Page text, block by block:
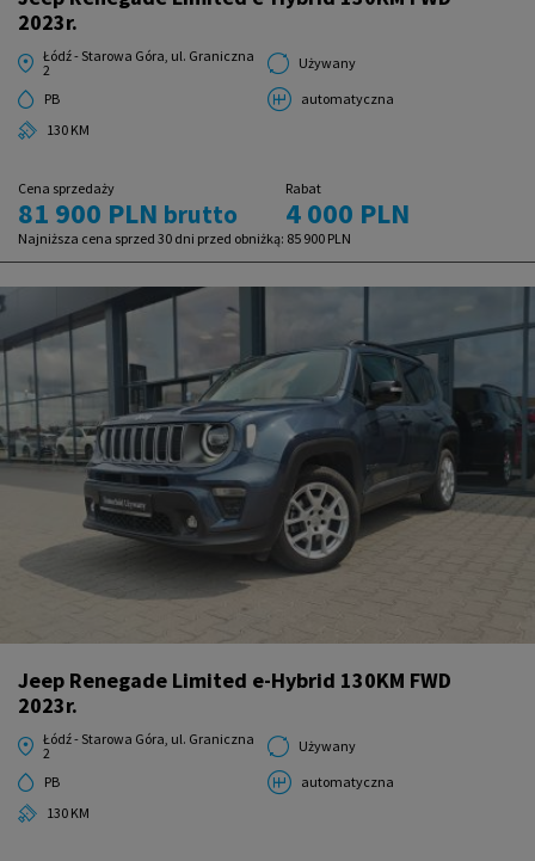
2023r.
Łódź - Starowa Góra, ul. Graniczna
2
Używany
PB
automatyczna
130 KM
Cena sprzedaży
81 900 PLN brutto
Rabat
4 000 PLN
Najniższa cena sprzed 30 dni przed obniżką: 85 900 PLN
Jeep Renegade Limited e-Hybrid 130KM FWD
2023r.
Łódź - Starowa Góra, ul. Graniczna
2
Używany
PB
automatyczna
130 KM